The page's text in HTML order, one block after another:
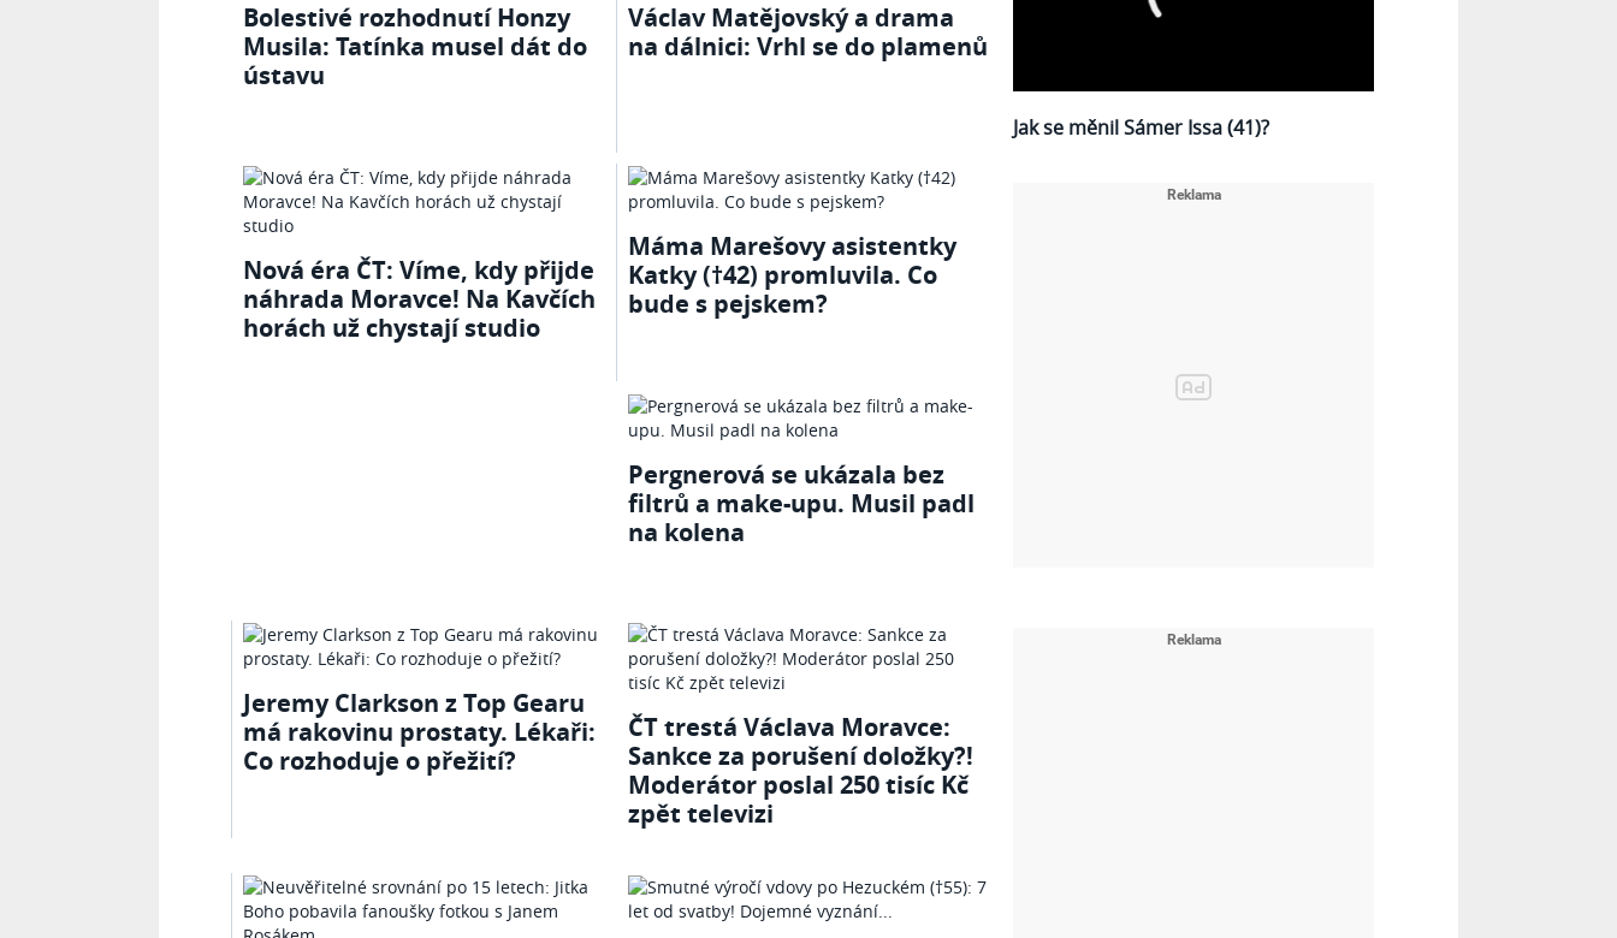
Bolestivé rozhodnutí Honzy
Musila: Tatínka musel dát do
ústavu
Václav Matějovský a drama
na dálnici: Vrhl se do plamenů
Nová éra ČT: Víme, kdy přijde
náhrada Moravce! Na Kavčích
horách už chystají studio
Máma Marešovy asistentky
Katky (†42) promluvila. Co
bude s pejskem?
Pergnerová se ukázala bez
filtrů a make-upu. Musil padl
na kolena
Jeremy Clarkson z Top Gearu
má rakovinu prostaty. Lékaři:
Co rozhoduje o přežití?
ČT trestá Václava Moravce:
Sankce za porušení doložky?!
Moderátor poslal 250 tisíc Kč
zpět televizi
Jak se měnil Sámer Issa (41)?